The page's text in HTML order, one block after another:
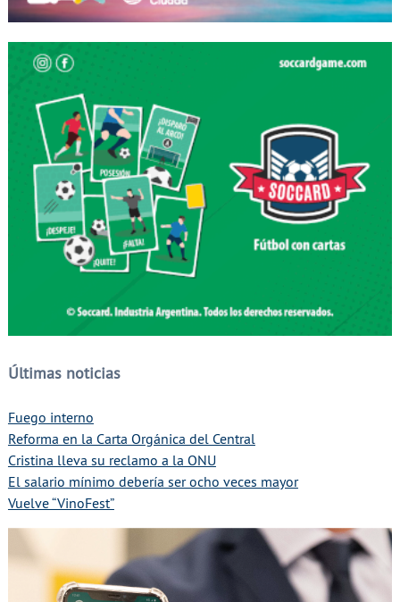
Últimas noticias
Fuego interno
Reforma en la Carta Orgánica del Central
Cristina lleva su reclamo a la ONU
El salario mínimo debería ser ocho veces mayor
Vuelve “VinoFest”